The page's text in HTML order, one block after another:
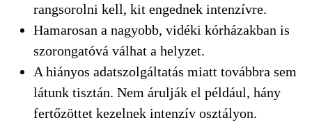
rangsorolni kell, kit engednek intenzívre.
Hamarosan a nagyobb, vidéki kórházakban is
szorongatóvá válhat a helyzet.
A hiányos adatszolgáltatás miatt továbbra sem
látunk tisztán. Nem árulják el például, hány
fertőzöttet kezelnek intenzív osztályon.